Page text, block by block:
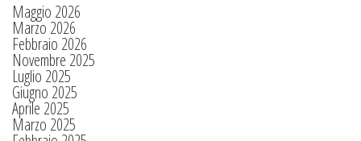
Maggio 2026
Marzo 2026
Febbraio 2026
Novembre 2025
Luglio 2025
Giugno 2025
Aprile 2025
Marzo 2025